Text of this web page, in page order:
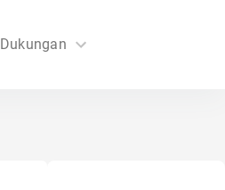
Dukungan